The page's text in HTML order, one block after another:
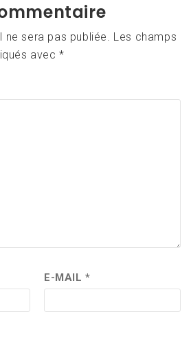
sera pas publiée. Les champs
avec*
E-MAIL*